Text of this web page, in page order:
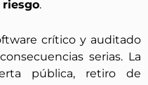
.
crítico y auditado
serias. La
pública, retiro de